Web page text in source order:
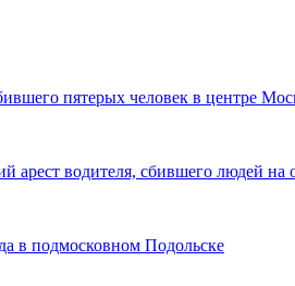
пятерых человек в центре
арест водителя, сбившего людей на
в подмосковном Подольске